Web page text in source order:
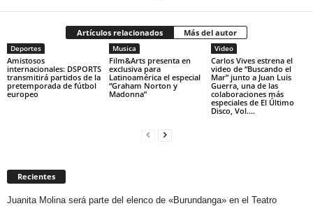
Artículos relacionados Más del autor
Deportes
Amistosos
internacionales: DSPORTS
transmitirá partidos de la
pretemporada de fútbol
europeo
Musica
Film&Arts presenta en
exclusiva para
Latinoamérica el especial
“Graham Norton y
Madonna”
Video
Carlos Vives estrena el
video de “Buscando el
Mar” junto a Juan Luis
Guerra, una de las
colaboraciones más
especiales de El Último
Disco, Vol....
Recientes
Juanita Molina será parte del elenco de «Burundanga» en el Teatro